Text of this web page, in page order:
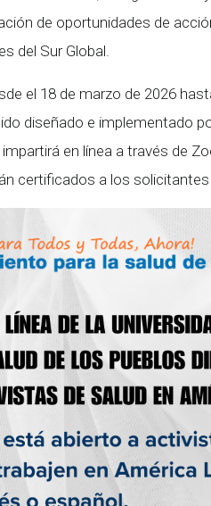
de oportunidades de
del Sur Global.
el 18 de marzo de 2026
diseñado e implementado
en línea a través de
certificados a los